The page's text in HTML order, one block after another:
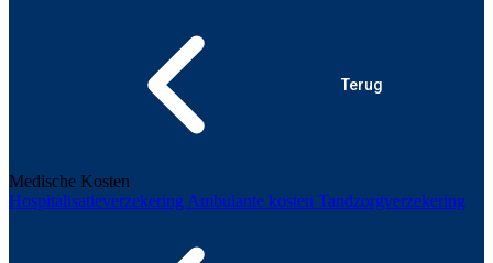
Terug
Medische Kosten
Hospitalisatieverzekering Ambulante kosten Tandzorgverzekering